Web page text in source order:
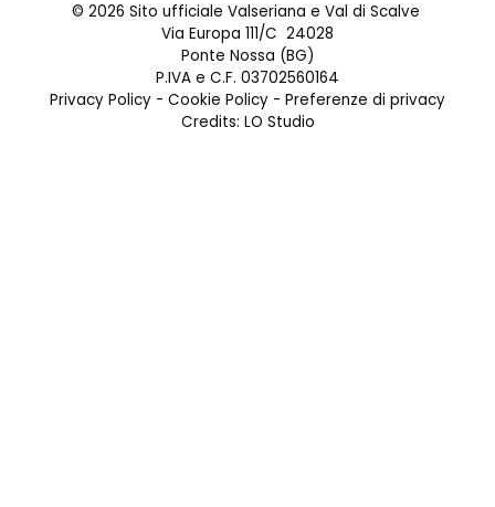
© 2026 Sito ufficiale Valseriana e Val di Scalve
Via Europa 111/C 24028
Ponte Nossa (BG)
P.IVA e C.F. 03702560164
Privacy Policy - Cookie Policy - Preferenze di privacy
Credits: LO Studio